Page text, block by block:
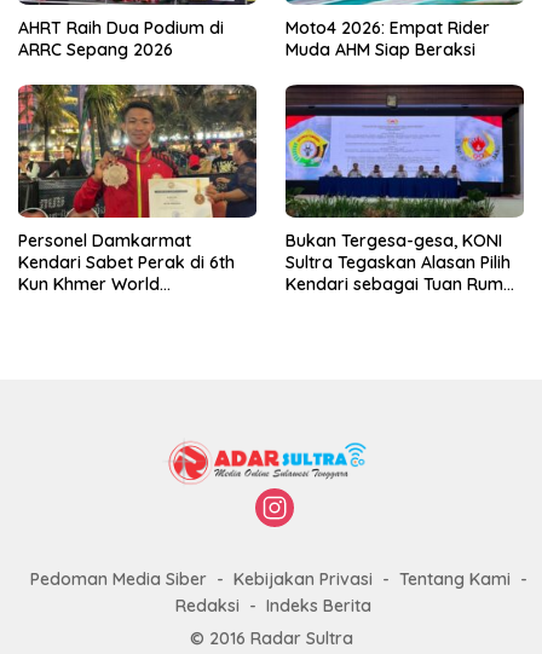
AHRT Raih Dua Podium di
ARRC Sepang 2026
Moto4 2026: Empat Rider
Muda AHM Siap Beraksi
Personel Damkarmat
Kendari Sabet Perak di 6th
Kun Khmer World
Bukan Tergesa-gesa, KONI
Sultra Tegaskan Alasan Pilih
Kendari sebagai Tuan Rumah
Pedoman Media Siber Kebijakan Privasi
Tentang Kami
Redaksi
Indeks Berita
© 2016 Radar Sultra